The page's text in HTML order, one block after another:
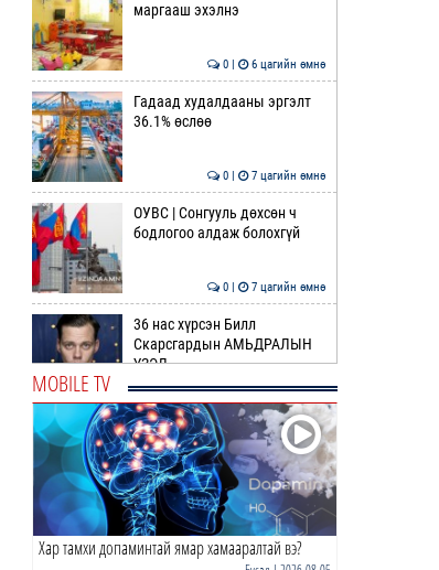
маргааш эхэлнэ
0 | 6 цагийн өмнө
Гадаад худалдааны эргэлт
36.1% өслөө
0 | 7 цагийн өмнө
ОУВС | Сонгууль дөхсөн ч
бодлогоо алдаж болохгүй
0 | 7 цагийн өмнө
36 нас хүрсэн Билл
Скарсгардын АМЬДРАЛЫН
ҮЗЭЛ
ӨРНИЙН ЗУРХАЙ |
Жинлүүрийнхний бүтээлч
байдал нэмэгдэнэ
0 | 10 цагийн өмнө
ӨГЛӨӨНИЙ МЭНД!
MOBILE TV
Хар тамхи допаминтай ямар хамааралтай вэ?